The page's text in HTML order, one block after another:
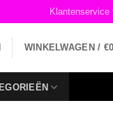
Klantenservice
WINKELWAGEN / €